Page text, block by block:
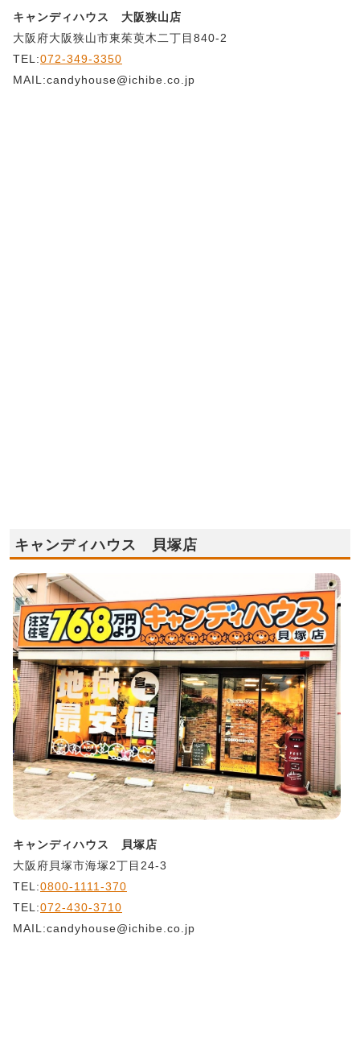
キャンディハウス 大阪狭山店
大阪府大阪狭山市東茱萸木二丁目840-2
TEL:072-349-3350
MAIL:candyhouse@ichibe.co.jp
キャンディハウス 貝塚店
キャンディハウス 貝塚店
大阪府貝塚市海塚2丁目24-3
TEL:0800-1111-370
TEL:072-430-3710
MAIL:candyhouse@ichibe.co.jp